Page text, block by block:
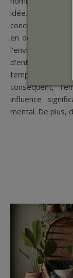
idée. Je vous
concrets de la
en décorant en
d’entre nous,
temps à
conséquent,
influence
mental. De plus,